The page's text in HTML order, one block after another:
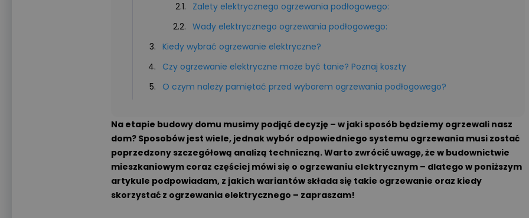
Zalety elektrycznego ogrzewania podłogowego:
Wady elektrycznego ogrzewania podłogowego:
Kiedy wybrać ogrzewanie elektryczne?
Czy ogrzewanie elektryczne może być tanie? Poznaj koszty
O czym należy pamiętać przed wyborem ogrzewania podłogowego?
Na etapie budowy domu musimy podjąć decyzję – w jaki sposób będziemy ogrzewali nasz
dom? Sposobów jest wiele, jednak wybór odpowiedniego systemu ogrzewania musi zostać
poprzedzony szczegółową analizą techniczną. Warto zwrócić uwagę, że w budownictwie
mieszkaniowym coraz częściej mówi się o ogrzewaniu elektrycznym – dlatego w poniższym
artykule podpowiadam, z jakich wariantów składa się takie ogrzewanie oraz kiedy
skorzystać z ogrzewania elektrycznego – zapraszam!